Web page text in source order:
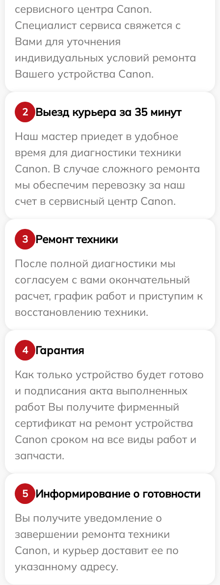
сервисного центра Canon.
Специалист сервиса свяжется с
Вами для уточнения
индивидуальных условий ремонта
Вашего устройства Canon.
2
Выезд курьера за 35 минут
Наш мастер приедет в удобное
время для диагностики техники
Canon. В случае сложного ремонта
мы обеспечим перевозку за наш
счет в сервисный центр Canon.
3
Ремонт техники
После полной диагностики мы
согласуем с вами окончательный
расчет, график работ и приступим к
восстановлению техники.
4
Гарантия
Как только устройство будет готово
и подписания акта выполненных
работ Вы получите фирменный
сертификат на ремонт устройства
Canon сроком на все виды работ и
запчасти.
5
Информирование о готовности
Вы получите уведомление о
завершении ремонта техники
Canon, и курьер доставит ее по
указанному адресу.